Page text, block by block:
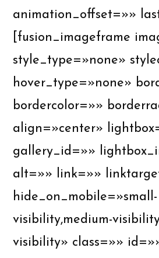
animation_offset=»»
[fusion_imageframe
style_type=»none»
hover_type=»none»
bordercolor=»»
align=»center»
gallery_id=»»
alt=»» link=»»
hide_on_mobile=»small-
visibility,medium-
visibility» class=»»